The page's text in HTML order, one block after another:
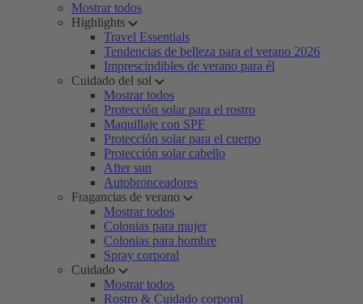
Mostrar todos
Highlights
Travel Essentials
Tendencias de belleza para el verano 2026
Imprescindibles de verano para él
Cuidado del sol
Mostrar todos
Protección solar para el rostro
Maquillaje con SPF
Protección solar para el cuerpo
Protección solar cabello
After sun
Autobronceadores
Fragancias de verano
Mostrar todos
Colonias para mujer
Colonias para hombre
Spray corporal
Cuidado
Mostrar todos
Rostro & Cuidado corporal